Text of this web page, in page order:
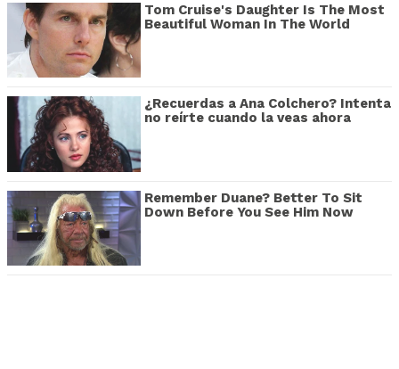
Tom Cruise's Daughter Is The Most
Beautiful Woman In The World
¿Recuerdas a Ana Colchero? Intenta
no reírte cuando la veas ahora
Remember Duane? Better To Sit
Down Before You See Him Now